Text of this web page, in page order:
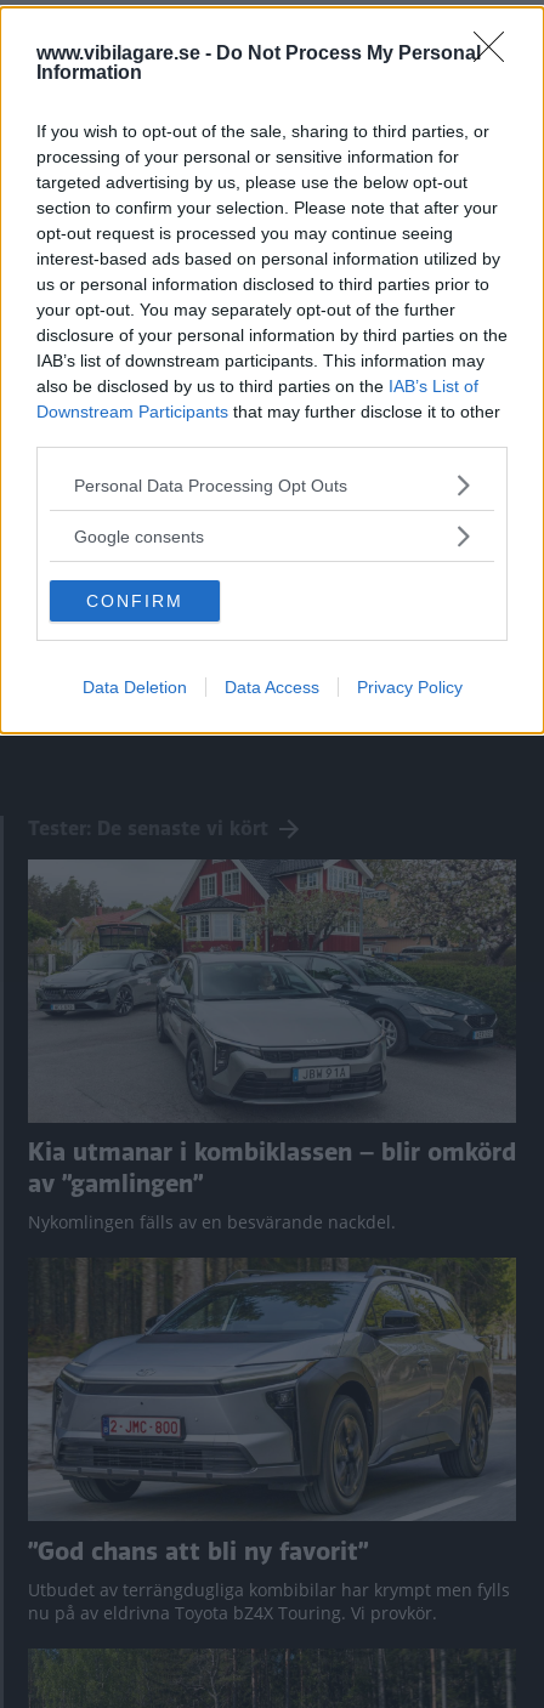
www.vibilagare.se - Do Not Process My Personal
Information
If you wish to opt-out of the sale, sharing to third parties, or
processing of your personal or sensitive information for
targeted advertising by us, please use the below opt-out
section to confirm your selection. Please note that after your
opt-out request is processed you may continue seeing
interest-based ads based on personal information utilized by
us or personal information disclosed to third parties prior to
your opt-out. You may separately opt-out of the further
disclosure of your personal information by third parties on the
IAB’s list of downstream participants. This information may
also be disclosed by us to third parties on the IAB’s List of
Downstream Participants that may further disclose it to other
Please note that this website/app uses one or more Google
not limited to your visit or usage behaviour. You may click to
use your data for below specified purposes in below Google
consent section.
Personal Data Processing Opt Outs
Google consents
CONFIRM
Data Deletion Data Access Privacy Policy
PEUGEOT 307 XT 1,6 5D
2 mars 2007
0 0 0
206 gti
26 februari 2007
0 0 0
307 1,6 XT
307 1,6 XT
1 februari 2004
0 0 0
Kia utmanar i kombiklassen – blir omkörd
av ”gamlingen”
Nykomlingen fälls av en besvärande nackdel.
”God chans att bli ny favorit”
Utbudet av terrängdugliga kombibilar har krympt men fylls
nu på av eldrivna Toyota bZ4X Touring. Vi provkör.